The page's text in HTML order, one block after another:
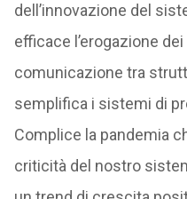
dell’innovazione del
efficace l’erogazione
comunicazione tra
semplifica i sistemi di
Complice la pandemia
criticità del nostro